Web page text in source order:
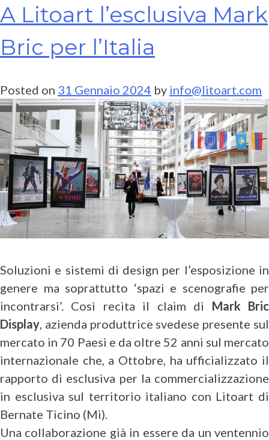
A Litoart l’esclusiva Mark
Bric per l’Italia
Posted on 31 Gennaio 2024 by info@litoart.com
Soluzioni e sistemi di design per l’esposizione in
genere ma soprattutto ‘spazi e scenografie per
incontrarsi’. Così recita il claim di Mark Bric
Display , azienda produttrice svedese presente sul
mercato in 70 Paesi e da oltre 52 anni sul mercato
internazionale che, a Ottobre, ha ufficializzato il
rapporto di esclusiva per la commercializzazione
in esclusiva sul territorio italiano con Litoart di
Bernate Ticino (Mi).
Una collaborazione già in essere da un ventennio